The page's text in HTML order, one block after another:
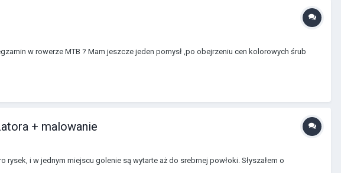
w rowerze MTB ? Mam jeszcze jeden pomysł ,po obejrzeniu cen kolorowych śrub
+ malowanie
i w jednym miejscu golenie są wytarte aż do srebrnej powłoki. Słyszałem o